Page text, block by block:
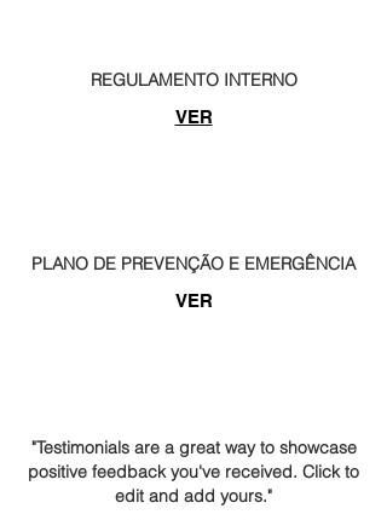
REGULAMENTO INTERNO
VER
PLANO DE PREVENÇÃO E EMERGÊNCIA
VER
"Testimonials are a great way to showcase
positive feedback you've received. Click to
edit and add yours."